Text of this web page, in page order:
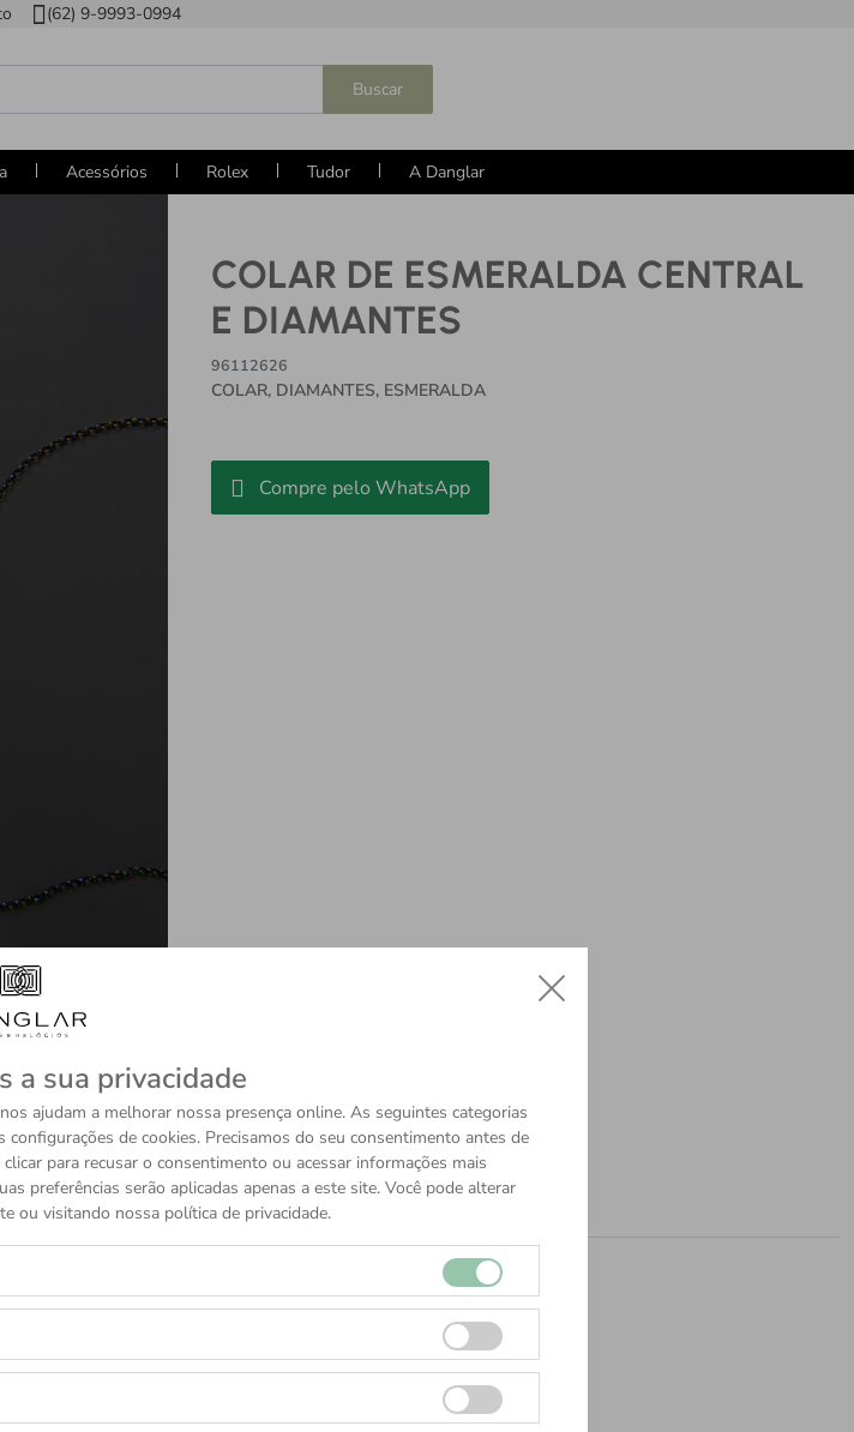
a sua privacidade
ajudam a melhorar nossa presença online. As seguintes categorias
de cookies. Precisamos do seu consentimento antes de
para recusar o consentimento ou acessar informações mais
preferências serão aplicadas apenas a este site. Você pode alterar
ou visitando nossa política de privacidade.
(62) 9-9993-0994
Buscar
Acessórios Rolex Tudor A Danglar
COLAR DE ESMERALDA CENTRAL
E DIAMANTES
96112626
COLAR, DIAMANTES, ESMERALDA
Compre pelo WhatsApp